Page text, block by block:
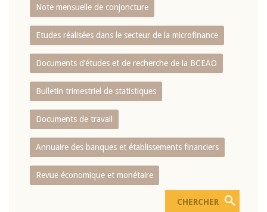
Note mensuelle de conjoncture
Etudes réalisées dans le secteur de la microfinance
Documents d’études et de recherche de la BCEAO
Bulletin trimestriel de statistiques
Documents de travail
Annuaire des banques et établissements financiers
Revue économique et monétaire